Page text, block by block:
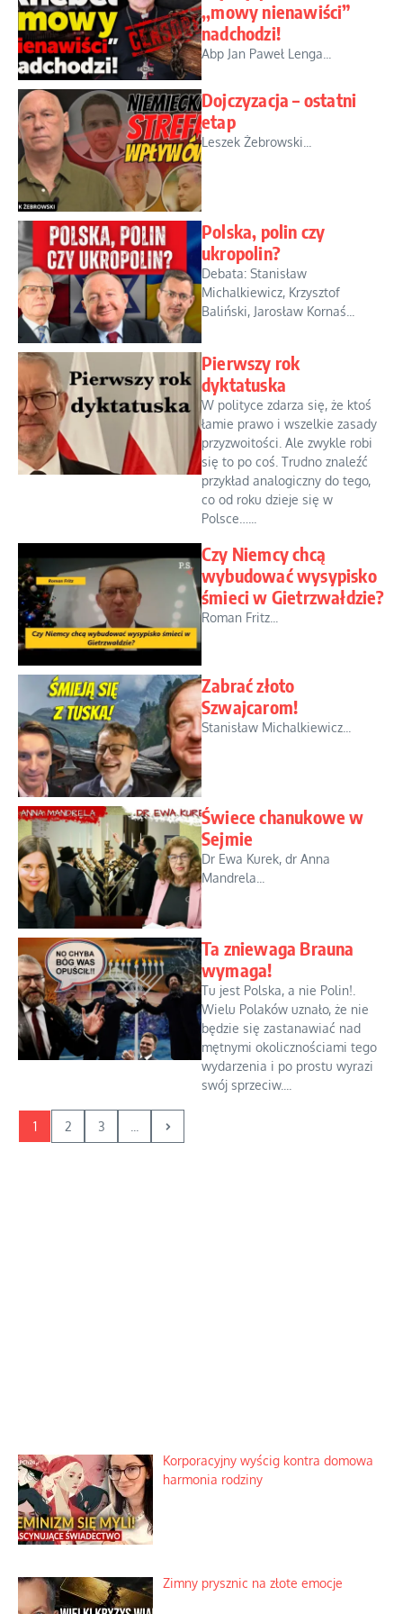
,,mowy nienawiści”
nadchodzi!
Abp Jan Paweł Lenga...
Dojczyzacja – ostatni
etap
Leszek Żebrowski...
Polska, polin czy
ukropolin?
Debata: Stanisław
Michalkiewicz, Krzysztof
Baliński, Jarosław Kornaś...
Pierwszy rok
dyktatuska
W polityce zdarza się, że ktoś
łamie prawo i wszelkie zasady
przyzwoitości. Ale zwykle robi
się to po coś. Trudno znaleźć
przykład analogiczny do tego,
co od roku dzieje się w
Polsce…...
Czy Niemcy chcą
wybudować wysypisko
śmieci w Gietrzwałdzie?
Roman Fritz...
Zabrać złoto
Szwajcarom!
Stanisław Michalkiewicz...
Świece chanukowe w
Sejmie
Dr Ewa Kurek, dr Anna
Mandrela...
Ta zniewaga Brauna
wymaga!
Tu jest Polska, a nie Polin!.
Wielu Polaków uznało, że nie
będzie się zastanawiać nad
mętnymi okolicznościami tego
wydarzenia i po prostu wyrazi
swój sprzeciw....
1 2 3
Korporacyjny wyścig kontra domowa
harmonia rodziny
Zimny prysznic na złote emocje